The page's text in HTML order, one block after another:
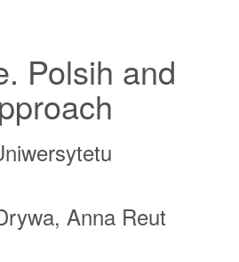
Polsih and
Anna Reut